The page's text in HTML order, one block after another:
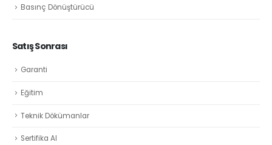
Basınç Dönüştürücü
Satış Sonrası
Garanti
Eğitim
Teknik Dökümanlar
Sertifika Al